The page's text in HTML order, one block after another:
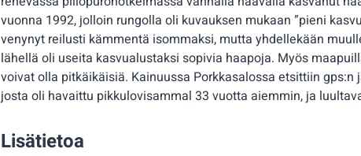
vuonna 1992, jolloin rungolla oli kuvauksen mukaan ”pieni
venynyt reilusti kämmentä isommaksi, mutta yhdellekään
lähellä oli useita kasvualustaksi sopivia haapoja. Myös
voivat olla pitkäikäisiä. Kainuussa Porkkasalossa etsittiin gps:n
josta oli havaittu pikkulovisammal 33 vuotta aiemmin, ja
Lisätietoa